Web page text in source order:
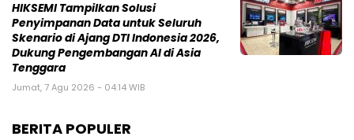
HIKSEMI Tampilkan Solusi
Penyimpanan Data untuk Seluruh
Skenario di Ajang DTI Indonesia 2026,
Dukung Pengembangan AI di Asia
Tenggara
Jumat, 7 Agu 2026 - 04:14 WIB
BERITA POPULER